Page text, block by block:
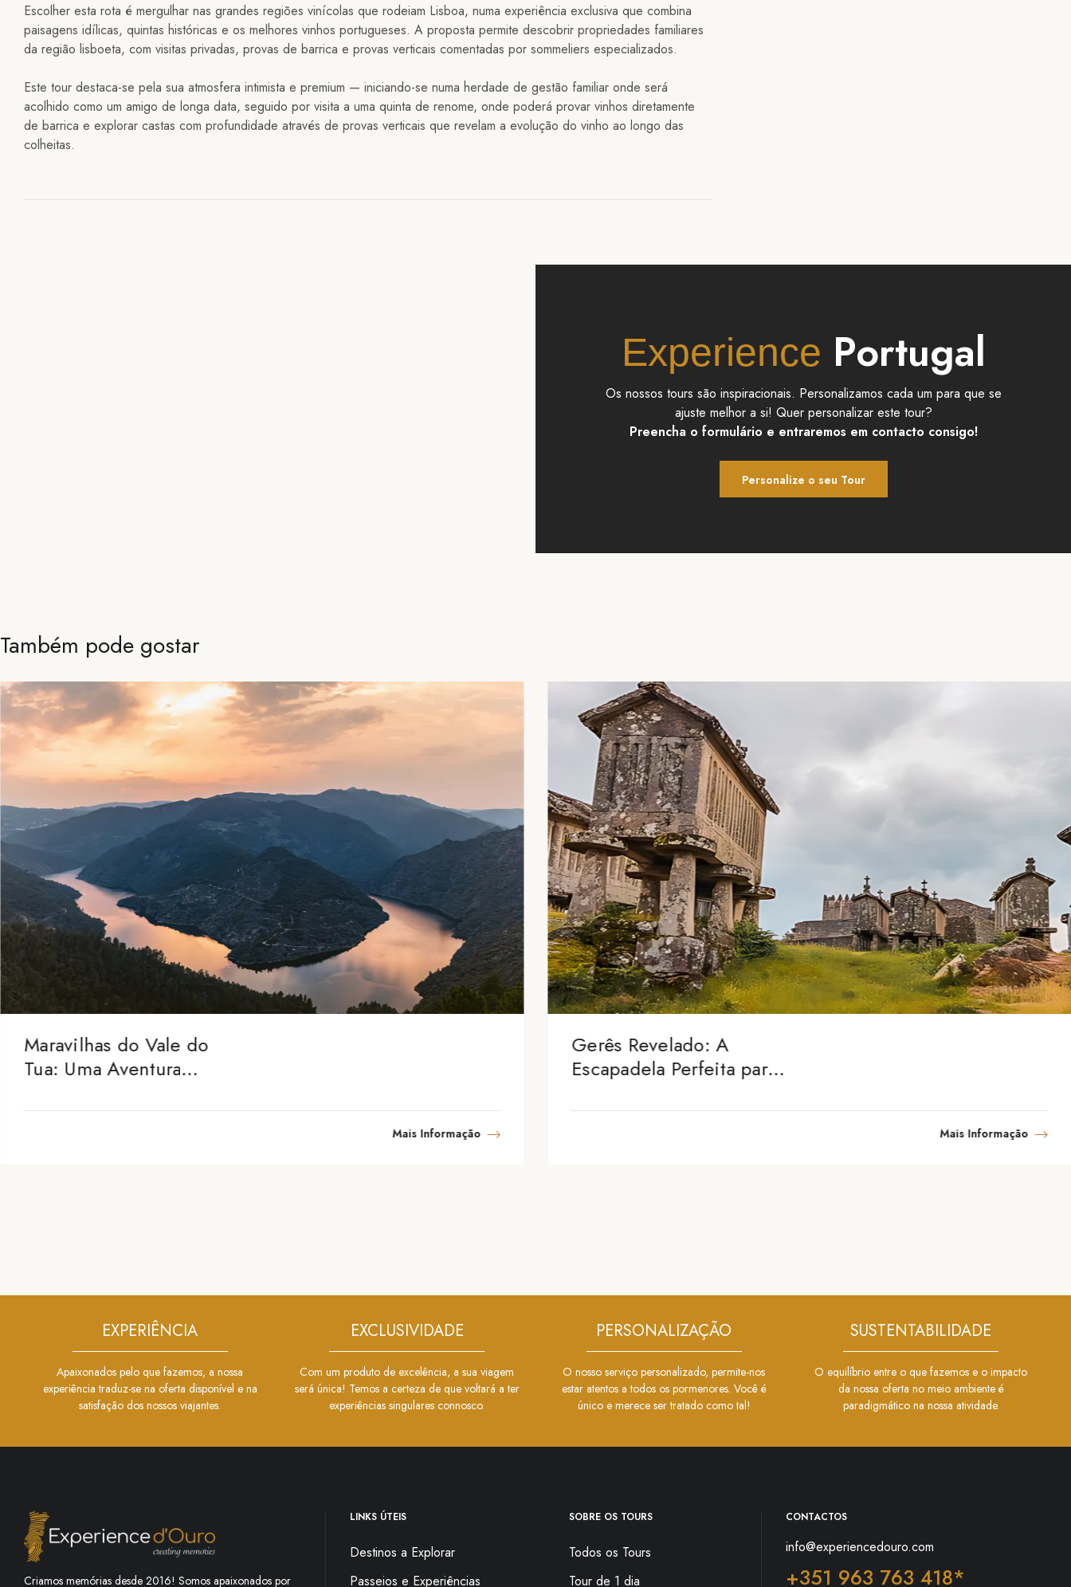
Escolher esta rota é mergulhar nas grandes regiões vinícolas que rodeiam Lisboa, numa experiência exclusiva que combina
paisagens idílicas, quintas históricas e os melhores vinhos portugueses. A proposta permite descobrir propriedades familiares
da região lisboeta, com visitas privadas, provas de barrica e provas verticais comentadas por sommeliers especializados.
Este tour destaca-se pela sua atmosfera intimista e premium — iniciando-se numa herdade de gestão familiar onde será
acolhido como um amigo de longa data, seguido por visita a uma quinta de renome, onde poderá provar vinhos diretamente
de barrica e explorar castas com profundidade através de provas verticais que revelam a evolução do vinho ao longo das
colheitas.
Experience Portugal
Os nossos tours são inspiracionais. Personalizamos cada um para que se
ajuste melhor a si! Quer personalizar este tour?
Preencha o formulário e entraremos em contacto consigo!
Personalize o seu Tour
Também pode gostar
Maravilhas do Vale do
Tua: Uma Aventura
Mais Informação
Gerês Revelado: A
Escapadela Perfeita para
Mais Informação
EXPERIÊNCIA
Apaixonados pelo que fazemos, a nossa
experiência traduz-se na oferta disponível e na
satisfação dos nossos viajantes.
EXCLUSIVIDADE
Com um produto de excelência, a sua viagem
será única! Temos a certeza de que voltará a ter
experiências singulares connosco.
PERSONALIZAÇÃO
O nosso serviço personalizado, permite-nos
estar atentos a todos os pormenores. Você é
único e merece ser tratado como tal!
SUSTENTABILIDADE
O equilíbrio entre o que fazemos e o impacto
da nossa oferta no meio ambiente é
paradigmático na nossa atividade.
Criamos memórias desde 2016! Somos apaixonados por
LINKS ÚTEIS
Destinos a Explorar
Passeios e Experiências
SOBRE OS TOURS
Todos os Tours
Tour de 1 dia
CONTACTOS
info@experiencedouro.com
+351 963 763 418*